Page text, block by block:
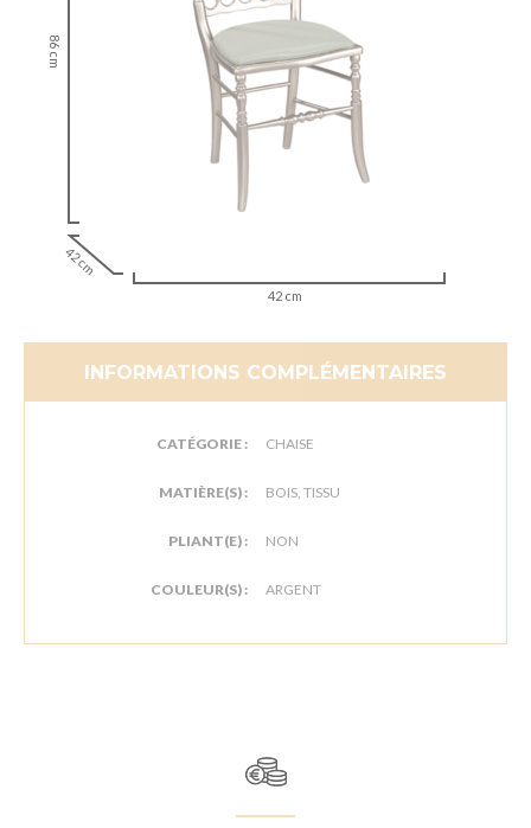
86 cm
42 cm
42 cm
INFORMATIONS COMPLÉMENTAIRES
CATÉGORIE : CHAISE
MATIÈRE(S) : BOIS, TISSU
PLIANT(E) : NON
COULEUR(S) : ARGENT